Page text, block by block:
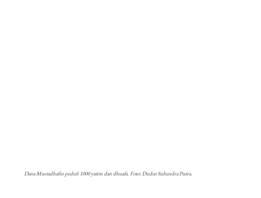
Dana Mustadhafin peduli 1000 yatim dan dhuafa. Foto: Dudut Suhendra Putra.